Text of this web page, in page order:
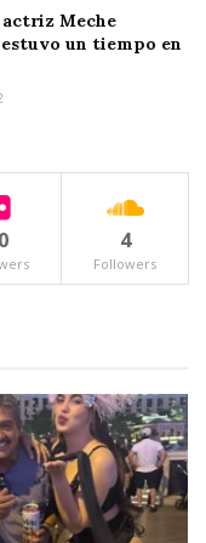
de que pasaran
porotro
todo lo
de aquel
la puerta de
haberle
la
Meche
un tiempo en
4
Followers